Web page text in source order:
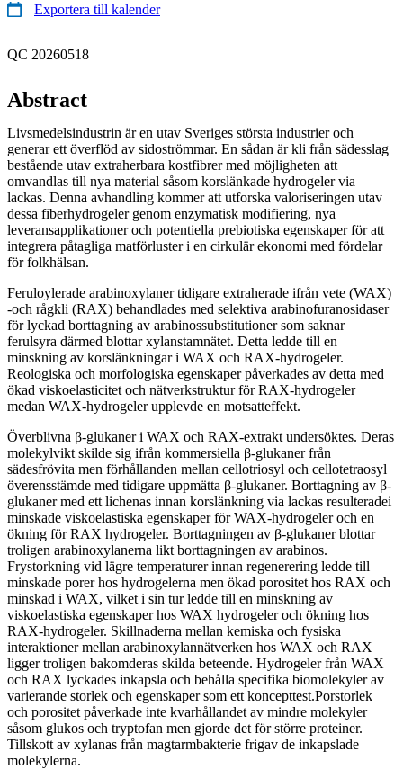
Exportera till kalender
QC 20260518
Abstract
Livsmedelsindustrin är en utav Sveriges största industrier och
generar ett överflöd av sidoströmmar. En sådan är kli från sädesslag
bestående utav extraherbara kostfibrer med möjligheten att
omvandlas till nya material såsom korslänkade hydrogeler via
lackas. Denna avhandling kommer att utforska valoriseringen utav
dessa fiberhydrogeler genom enzymatisk modifiering, nya
leveransapplikationer och potentiella prebiotiska egenskaper för att
integrera påtagliga matförluster i en cirkulär ekonomi med fördelar
för folkhälsan.
Feruloylerade arabinoxylaner tidigare extraherade ifrån vete (WAX)
-och rågkli (RAX) behandlades med selektiva arabinofuranosidaser
för lyckad borttagning av arabinossubstitutioner som saknar
ferulsyra därmed blottar xylanstamnätet. Detta ledde till en
minskning av korslänkningar i WAX och RAX-hydrogeler.
Reologiska och morfologiska egenskaper påverkades av detta med
ökad viskoelasticitet och nätverkstruktur för RAX-hydrogeler
medan WAX-hydrogeler upplevde en motsatteffekt.
Överblivna β-glukaner i WAX och RAX-extrakt undersöktes. Deras
molekylvikt skilde sig ifrån kommersiella β-glukaner från
sädesfrövita men förhållanden mellan cellotriosyl och cellotetraosyl
överensstämde med tidigare uppmätta β-glukaner. Borttagning av β-
glukaner med ett lichenas innan korslänkning via lackas resulteradei
minskade viskoelastiska egenskaper för WAX-hydrogeler och en
ökning för RAX hydrogeler. Borttagningen av β-glukaner blottar
troligen arabinoxylanerna likt borttagningen av arabinos.
Frystorkning vid lägre temperaturer innan regenerering ledde till
minskade porer hos hydrogelerna men ökad porositet hos RAX och
minskad i WAX, vilket i sin tur ledde till en minskning av
viskoelastiska egenskaper hos WAX hydrogeler och ökning hos
RAX-hydrogeler. Skillnaderna mellan kemiska och fysiska
interaktioner mellan arabinoxylannätverken hos WAX och RAX
ligger troligen bakomderas skilda beteende. Hydrogeler från WAX
och RAX lyckades inkapsla och behålla specifika biomolekyler av
varierande storlek och egenskaper som ett koncepttest.Porstorlek
och porositet påverkade inte kvarhållandet av mindre molekyler
såsom glukos och tryptofan men gjorde det för större proteiner.
Tillskott av xylanas från magtarmbakterie frigav de inkapslade
molekylerna.